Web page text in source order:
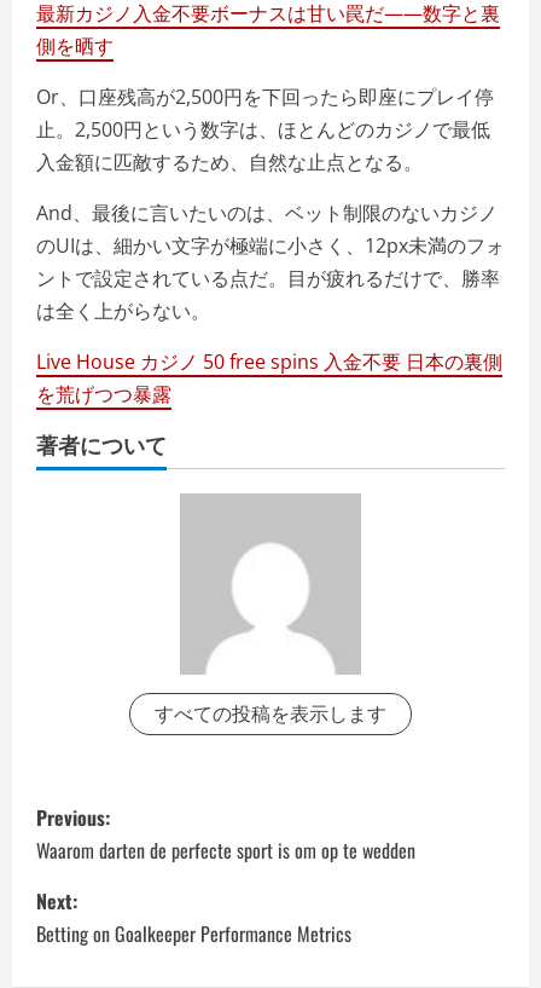
最新カジノ入金不要ボーナスは甘い罠だ——数字と裏
側を晒す
Or、口座残高が2,500円を下回ったら即座にプレイ停
止。2,500円という数字は、ほとんどのカジノで最低
入金額に匹敵するため、自然な止点となる。
And、最後に言いたいのは、ベット制限のないカジノ
のUIは、細かい文字が極端に小さく、12px未満のフォ
ントで設定されている点だ。目が疲れるだけで、勝率
は全く上がらない。
Live House カジノ 50 free spins 入金不要 日本の裏側
を荒げつつ暴露
著者について
すべての投稿を表示します
P
o
s
t
Previous:
Waarom darten de perfecte sport is om op te wedden
Next:
Betting on Goalkeeper Performance Metrics